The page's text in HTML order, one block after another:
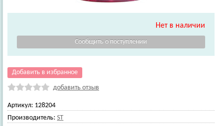
Нет в наличии
Добавить в избранное
добавить отзыв
Артикул: 128204
Производитель: ST